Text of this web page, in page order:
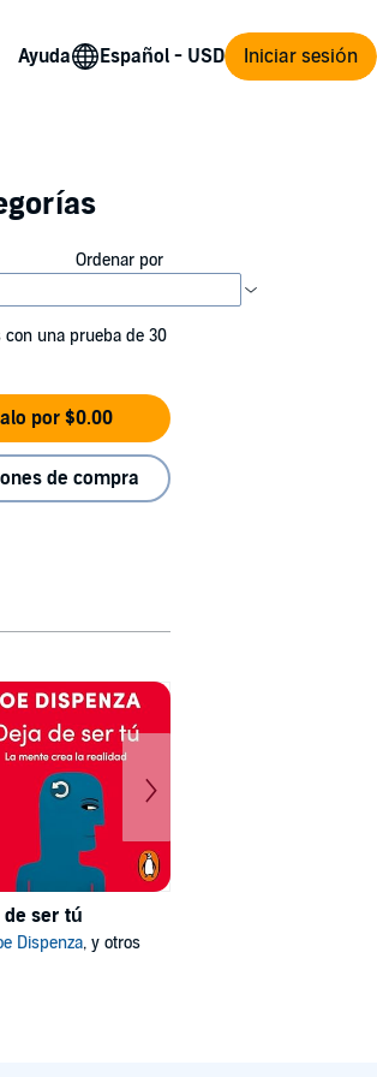
Ayuda Iniciar sesión
Ordenar por
con una prueba de 30
por $0.00
de compra
de ser tú
Dispenza, y otros